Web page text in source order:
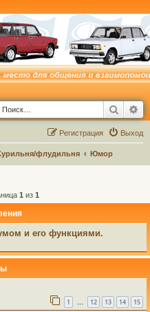
Поиск
Выход
Регистрация
флудильня Юмор
1 из 1
и его функциями.
1 … 12 13 14 15